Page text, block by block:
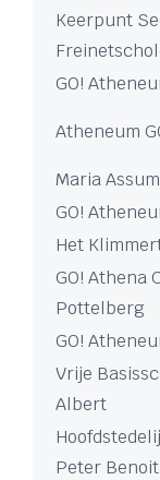
Keerpunt
GO!
Atheneum
Maria
GO!
Het
GO! Athena
Pottelberg
GO!
Vrije
Albert
Peter Benoit